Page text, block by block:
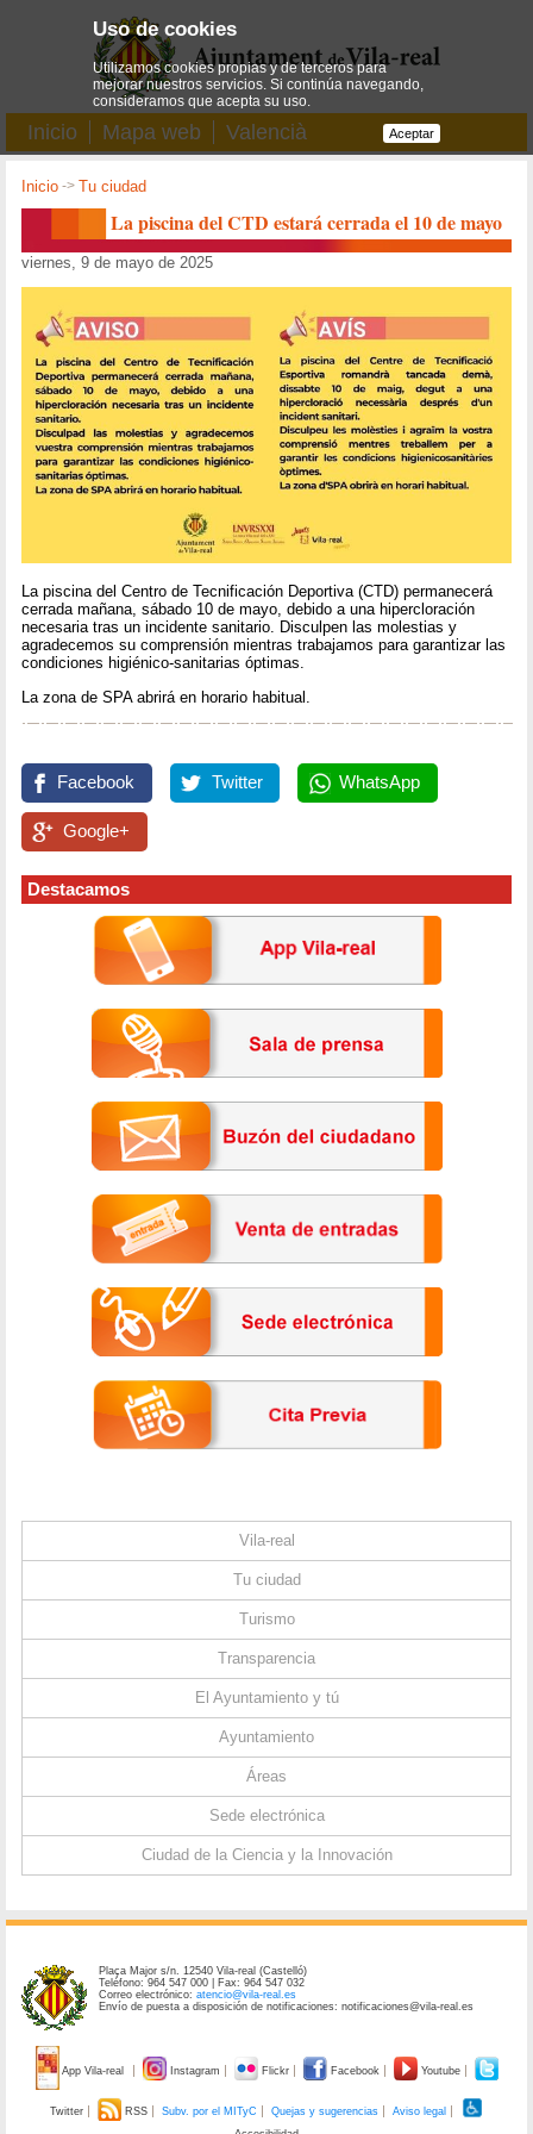
Inicio Mapa web Valencià
Inicio ->Tu ciudad
La piscina del CTD estará cerrada el 10 de mayo
viernes, 9 de mayo de 2025
La piscina del Centro de Tecnificación Deportiva (CTD) permanecerá
cerrada mañana, sábado 10 de mayo, debido a una hipercloración
necesaria tras un incidente sanitario. Disculpen las molestias y
agradecemos su comprensión mientras trabajamos para garantizar las
condiciones higiénico-sanitarias óptimas.
La zona de SPA abrirá en horario habitual.
Facebook Twitter WhatsApp
Google+
Destacamos
Vila-real
Tu ciudad
Turismo
Transparencia
El Ayuntamiento y tú
Ayuntamiento
Áreas
Sede electrónica
Ciudad de la Ciencia y la Innovación
Plaça Major s/n. 12540 Vila-real (Castelló)
Teléfono: 964 547 000 | Fax: 964 547 032
Correo electrónico:atencio@vila-real.es
Envío de puesta a disposición de notificaciones: notificaciones@vila-real.es
App Vila-real Instagram Flickr Facebook Youtube
Twitter RSS Subv. por el MITyC Quejas y sugerencias
Aviso legal
Uso de cookies
Utilizamos cookies propias y de terceros para
mejorar nuestros servicios. Si continúa navegando,
consideramos que acepta su uso.
Aceptar